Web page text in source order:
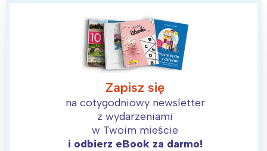
Zapisz się
na cotygodniowy newsletter
z wydarzeniami
w Twoim mieście
i odbierz eBook za darmo!